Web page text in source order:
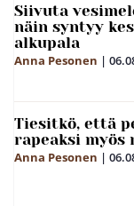
Siivuta
näin syntyy
alkupala
Anna Pesonen |
Tiesitkö, että
rapeaksi myös
Anna Pesonen |